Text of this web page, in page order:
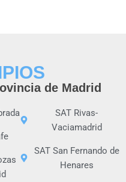
de Madrid
SAT Rivas-
Vaciamadrid
SAT San Fernando de
Henares